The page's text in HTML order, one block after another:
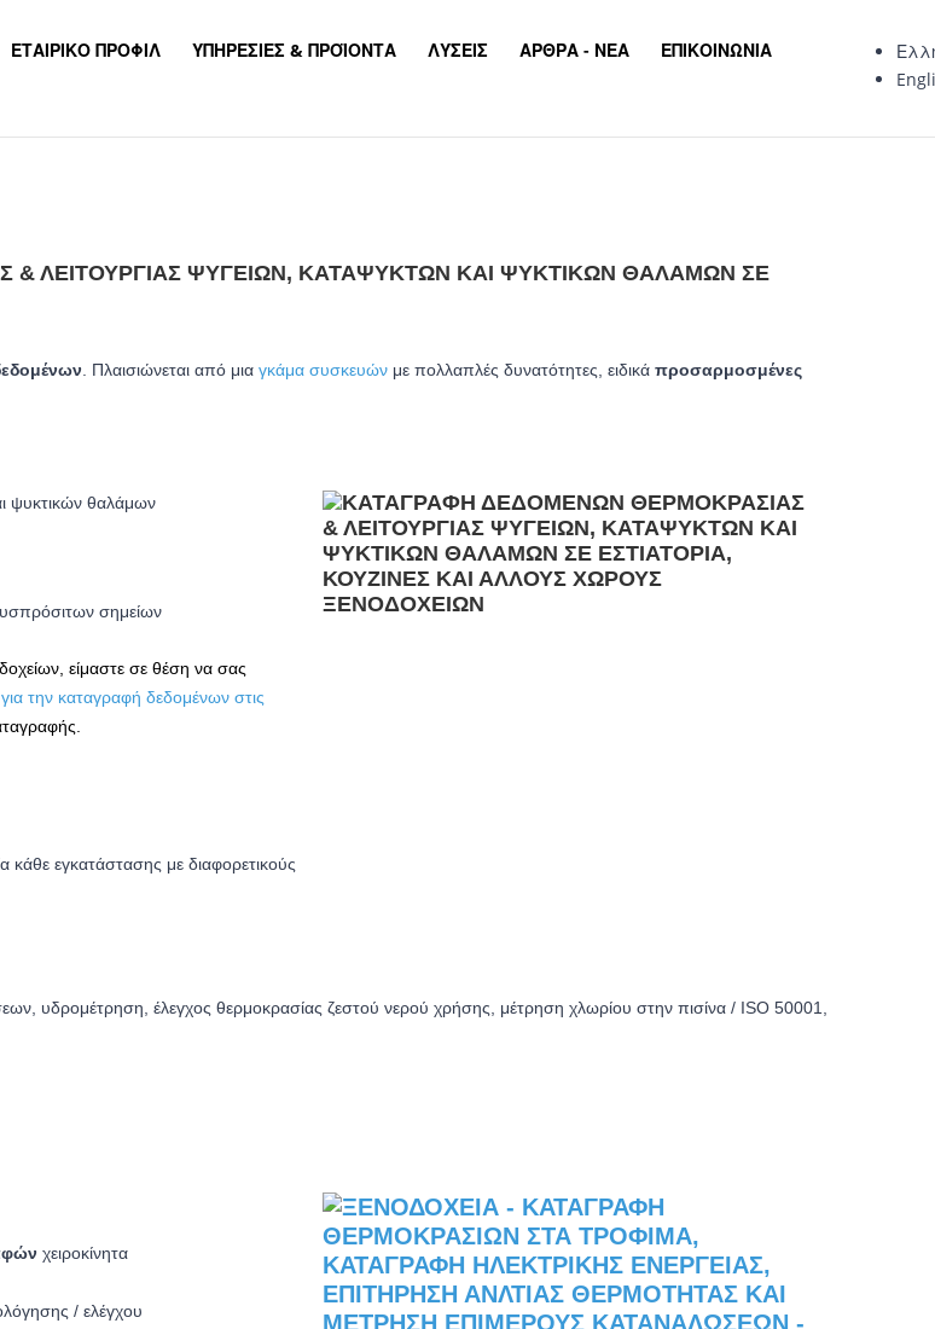
ΕΤΑΙΡΙΚΌ ΠΡΟΦΊΛ ΥΠΗΡΕΣΊΕΣ & ΠΡΟΪΌΝΤΑ ΛΎΣΕΙΣ ΆΡΘΡΑ - ΝΈΑ ΕΠΙΚΟΙΝΩΝΊΑ
ΛΕΙΤΟΥΡΓΊΑΣ ΨΥΓΕΊΩΝ, ΚΑΤΑΨΥΚΤΏΝ ΚΑΙ ΨΥΚΤΙΚΏΝ ΘΑΛΆΜΩΝ ΣΕ
. Πλαισιώνεται από μια γκάμα συσκευών με πολλαπλές δυνατότητες, ειδικά προσαρμοσμένες
ψυκτικών θαλάμων
σημείων
είμαστε σε θέση να σας
την καταγραφή δεδομένων στις
κάθε εγκατάστασης με διαφορετικούς
υδρομέτρηση, έλεγχος θερμοκρασίας ζεστού νερού χρήσης, μέτρηση χλωρίου στην πισίνα / ISO 50001,
χειροκίνητα
/ ελέγχου